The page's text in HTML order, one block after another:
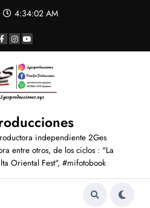
4:34:02 AM
independiente 2Ges
entre otros, de los ciclos : "La
Oriental Fest", #mifotobook